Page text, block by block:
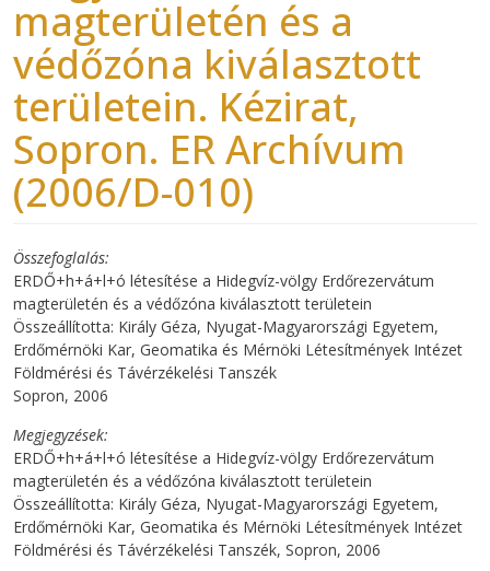
magterületén és a
védőzóna kiválasztott
területein. Kézirat,
Sopron. ER Archívum
(2006/D-010)
Összefoglalás
ERDŐ+h+á+l+ó létesítése a Hidegvíz-völgy Erdőrezervátum
magterületén és a védőzóna kiválasztott területein
Összeállította: Király Géza, Nyugat-Magyarországi Egyetem,
Erdőmérnöki Kar, Geomatika és Mérnöki Létesítmények Intézet
Földmérési és Távérzékelési Tanszék
Sopron, 2006
Megjegyzések
ERDŐ+h+á+l+ó létesítése a Hidegvíz-völgy Erdőrezervátum
magterületén és a védőzóna kiválasztott területein
Összeállította: Király Géza, Nyugat-Magyarországi Egyetem,
Erdőmérnöki Kar, Geomatika és Mérnöki Létesítmények Intézet
Földmérési és Távérzékelési Tanszék, Sopron, 2006